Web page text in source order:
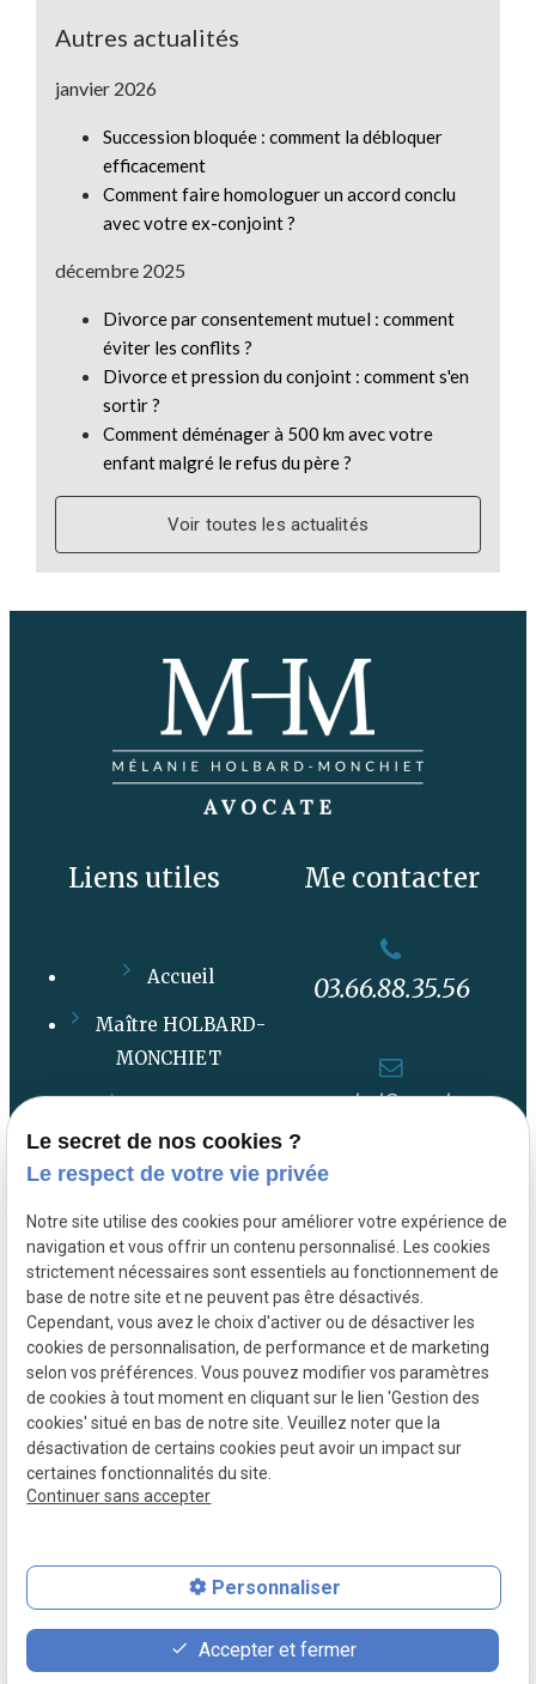
Autres actualités
janvier 2026
Succession bloquée : comment la débloquer
efficacement
Comment faire homologuer un accord conclu
avec votre ex-conjoint ?
décembre 2025
Divorce par consentement mutuel : comment
éviter les conflits ?
Divorce et pression du conjoint : comment s'en
sortir ?
Comment déménager à 500 km avec votre
enfant malgré le refus du père ?
Voir toutes les actualités
Liens utiles
Accueil
Maître HOLBARD-
MONCHIET
Contact
Plan du site
Mentions légales
Politique de
confidentialité
Gestion des cookies
Me contacter
03.66.88.35.56
contact@avocat-
115 Avenue Jean Lebas
59100 ROUBAIX
place
Plan d'accès
event
Rendez-vous
phone
03.66.88.35.56
Le secret de nos cookies ?
Le respect de votre vie privée
Notre site utilise des cookies pour améliorer votre expérience de
navigation et vous offrir un contenu personnalisé. Les cookies
strictement nécessaires sont essentiels au fonctionnement de
base de notre site et ne peuvent pas être désactivés.
Cependant, vous avez le choix d'activer ou de désactiver les
cookies de personnalisation, de performance et de marketing
selon vos préférences. Vous pouvez modifier vos paramètres
de cookies à tout moment en cliquant sur le lien 'Gestion des
cookies' situé en bas de notre site. Veuillez noter que la
désactivation de certains cookies peut avoir un impact sur
certaines fonctionnalités du site.
Continuer sans accepter
Personnaliser
Accepter et fermer